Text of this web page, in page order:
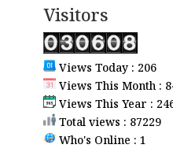
Visitors
Views Today : 206
Views This Month :
Views This Year :
Total views : 87229
Who's Online : 1